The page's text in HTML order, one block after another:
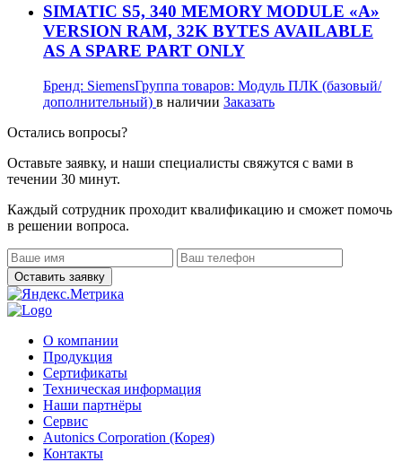
SIMATIC S5, 340 MEMORY MODULE «A»
VERSION RAM, 32K BYTES AVAILABLE
AS A SPARE PART ONLY
Бренд: SiemensГруппа товаров: Модуль ПЛК (базовый/
дополнительный) в наличии Заказать
Остались вопросы?
Оставьте заявку, и наши специалисты свяжутся с вами в
течении 30 минут.
Каждый сотрудник проходит квалификацию и сможет помочь
в решении вопроса.
О компании
Продукция
Сертификаты
Техническая информация
Наши партнёры
Сервис
Autonics Corporation (Корея)
Контакты